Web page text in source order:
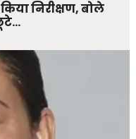
निरीक्षण, बोले